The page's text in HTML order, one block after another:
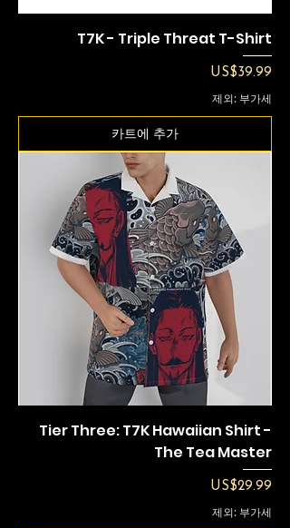
T7K - Triple Threat T-Shirt
가격
US$39.99
제외: 부가세
카트에 추가
Tier Three: T7K Hawaiian Shirt -
The Tea Master
가격
US$29.99
제외: 부가세